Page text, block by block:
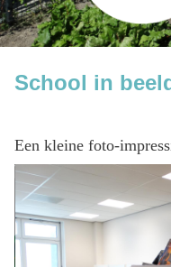
School in
Een kleine foto-